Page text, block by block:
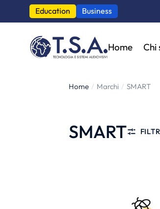
Education Business
Home Chi
Tu sei qui:
Home Marchi SMART
SMART